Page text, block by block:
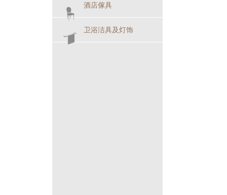
酒店傢具
卫浴洁具及灯饰